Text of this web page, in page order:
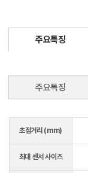
주요특징
주요특징
초점거리 (mm)
최대 센서 사이즈